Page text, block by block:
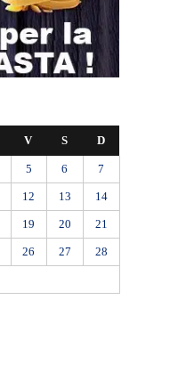
V S D
5 6 7
12 13 14
19 20 21
26 27 28